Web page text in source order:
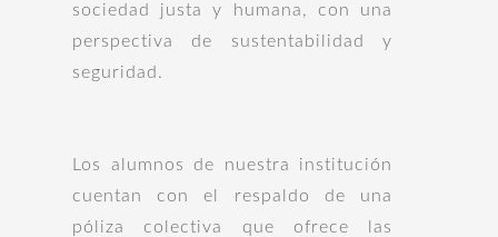
sociedad justa y humana, con una
perspectiva de sustentabilidad y
seguridad.
Los alumnos de nuestra institución
cuentan con el respaldo de una
póliza colectiva que ofrece las